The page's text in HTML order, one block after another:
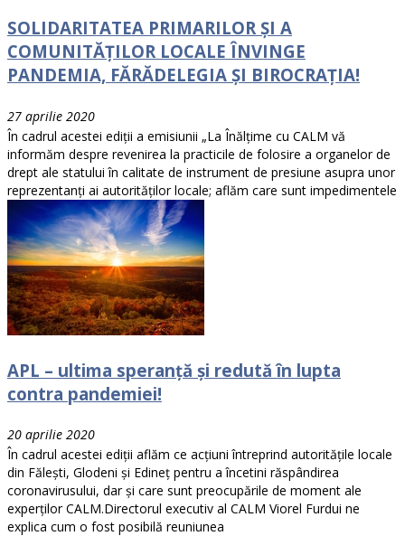
SOLIDARITATEA PRIMARILOR ȘI A
COMUNITĂȚILOR LOCALE ÎNVINGE
PANDEMIA, FĂRĂDELEGIA ȘI BIROCRAȚIA!
27 aprilie 2020
În cadrul acestei ediții a emisiunii „La Înălțime cu CALM vă
informăm despre revenirea la practicile de folosire a organelor de
drept ale statului în calitate de instrument de presiune asupra unor
reprezentanți ai autorităților locale; aflăm care sunt impedimentele
APL – ultima speranță și redută în lupta
contra pandemiei!
20 aprilie 2020
În cadrul acestei ediții aflăm ce acțiuni întreprind autoritățile locale
din Fălești, Glodeni și Edineț pentru a încetini răspândirea
coronavirusului, dar și care sunt preocupările de moment ale
experților CALM.Directorul executiv al CALM Viorel Furdui ne
explica cum o fost posibilă reuniunea